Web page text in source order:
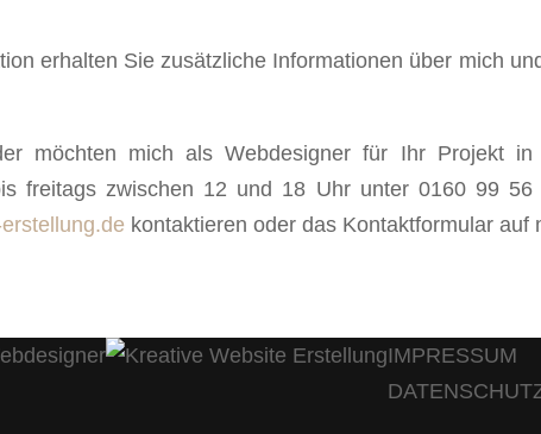
erhalten Sie zusätzliche Informationen über mich
möchten mich als Webdesigner für Ihr Projekt
freitags zwischen 12 und 18 Uhr unter 0160 99
kontaktieren oder das Kontaktformular auf
IMPRESSUM